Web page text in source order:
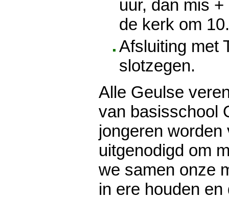
uur, dan mis
de kerk om
Afsluiting met
slotzegen.
Alle Geulse
van basisschool
jongeren worden
uitgenodigd om
we samen onze
in ere houden